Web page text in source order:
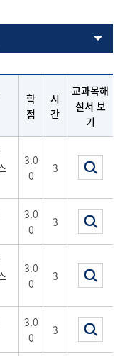
학
점
시
간
교과목해
설서 보
기
3.0
0
3
3.0
0
3
3.0
0
3
3.0
0
3